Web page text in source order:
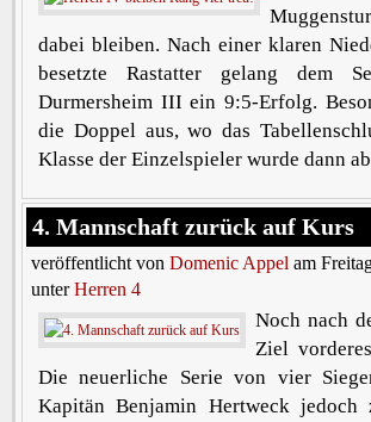
dabei bleiben. Nach einer klaren
besetzte Rastatter gelang dem
Durmersheim III ein 9:5-Erfolg.
die Doppel aus, wo das
Klasse der Einzelspieler wurde dann
4. Mannschaft zurück auf Kurs
veröffentlicht von Domenic Appel am
unterHerren 4
Noch nach
Ziel
Die neuerliche Serie von vier
Kapitän Benjamin Hertweck